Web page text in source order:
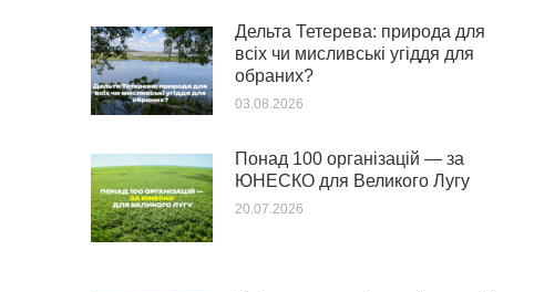
Дельта Тетерева: природа для
всіх чи мисливські угіддя для
обраних?
03.08.2026
Понад 100 організацій — за
ЮНЕСКО для Великого Лугу
20.07.2026